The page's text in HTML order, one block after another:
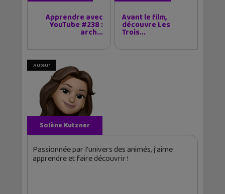
Apprendre avec
YouTube #238 :
arch...
Avant le film,
découvre Les
Trois...
Auteur
Solène Kutzner
Passionnée par l'univers des animés, j'aime
apprendre et faire découvrir !